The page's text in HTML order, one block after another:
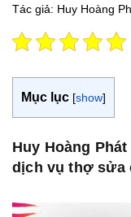
Tác giả: Huy Hoàng
Mục lục [show]
Huy Hoàng
dịch vụ thợ sửa